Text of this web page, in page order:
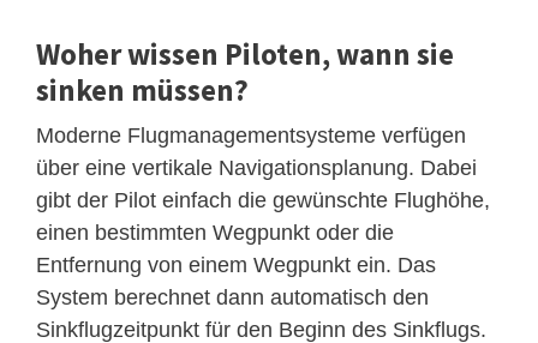
Woher wissen Piloten, wann sie
sinken müssen?
Moderne Flugmanagementsysteme verfügen
über eine vertikale Navigationsplanung. Dabei
gibt der Pilot einfach die gewünschte Flughöhe,
einen bestimmten Wegpunkt oder die
Entfernung von einem Wegpunkt ein. Das
System berechnet dann automatisch den
Sinkflugzeitpunkt für den Beginn des Sinkflugs.